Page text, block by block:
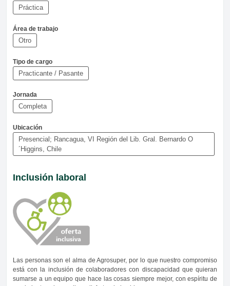
Práctica
Área de trabajo
Otro
Tipo de cargo
Practicante / Pasante
Jornada
Completa
Ubicación
Presencial; Rancagua, VI Región del Lib. Gral. Bernardo O
´Higgins, Chile
Inclusión laboral
Las personas son el alma de Agrosuper, por lo que nuestro compromiso
está con la inclusión de colaboradores con discapacidad que quieran
sumarse a un equipo que hace las cosas siempre mejor, con espíritu de